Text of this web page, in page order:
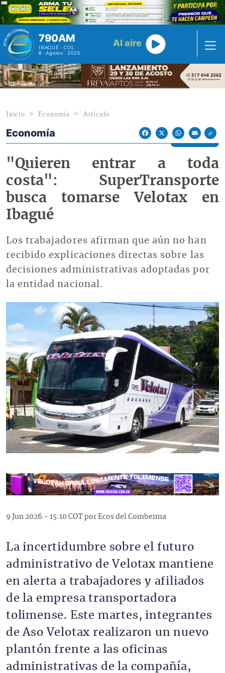
Pasar al contenido principal
790AM
IBAGUÉ - COL
8 · Agosto · 2026
Al aire
Inicio Economía Artículo
Econoticias y Eventos
Economía
FacebookX WhatsAppEmail
"Quieren entrar a toda
costa": SuperTransporte
busca tomarse Velotax en
Ibagué
Los trabajadores afirman que aún no han
recibido explicaciones directas sobre las
decisiones administrativas adoptadas por
la entidad nacional.
9 Jun 2026 - 15:10 COT por Ecos del Combeima
La incertidumbre sobre el futuro
administrativo de Velotax mantiene
en alerta a trabajadores y afiliados
de la empresa transportadora
tolimense. Este martes, integrantes
de Aso Velotax realizaron un nuevo
plantón frente a las oficinas
administrativas de la compañía,